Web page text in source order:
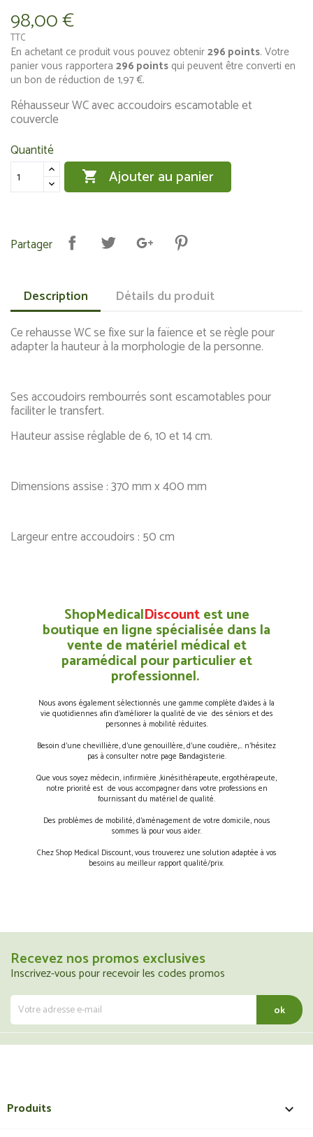
98,00 €
TTC
En achetant ce produit vous pouvez obtenir296 points. Votre
panier vous rapportera 296 points qui peuvent être converti en
un bon de réduction de1,97 €.
Réhausseur WC avec accoudoirs escamotable et
couvercle
Quantité
 Ajouter au panier
Partager
Description Détails du produit
Ce rehausse WC se fixe sur la faïence et se règle pour
adapter la hauteur à la morphologie de la personne.
Ses accoudoirs rembourrés sont escamotables pour
faciliter le transfert.
Hauteur assise réglable de 6, 10 et 14 cm.
Dimensions assise : 370 mm x 400 mm
Largeur entre accoudoirs : 50 cm
ShopMedicalDiscountest une
boutique en ligne spécialisée dans la
vente de matériel médical et
paramédical pour particulier et
professionnel.
Nous avons également sélectionnés une gamme complète d’aides à la
vie quotidiennes afin d’améliorer la qualité de vie des séniors et des
personnes à mobilité réduites.
Besoin d’une chevillière, d’une genouillère, d’une coudière,… n’hésitez
pas à consulter notre page Bandagisterie.
Que vous soyez médecin, infirmière ,kinésithérapeute, ergothérapeute,
notre priorité est de vous accompagner dans votre professions en
fournissant du matériel de qualité.
Des problèmes de mobilité, d’aménagement de votre domicile, nous
sommes là pour vous aider.
Chez Shop Medical Discount, vous trouverez une solution adaptée à vos
besoins au meilleur rapport qualité/prix.
Recevez nos promos exclusives
Inscrivez-vous pour recevoir les codes promos
Produits 